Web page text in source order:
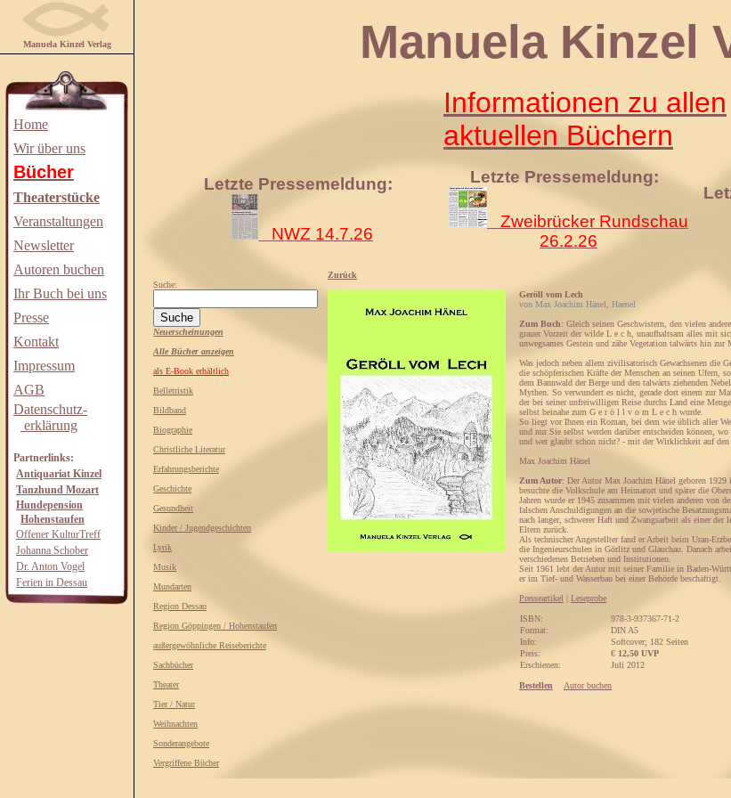
Manuela Kinzel Verlag
Home
Wir über uns
Bücher
Theaterstücke
Veranstaltungen
Newsletter
Autoren buchen
Ihr Buch bei uns
Presse
Kontakt
Impressum
AGB
Datenschutz-
erklärung
Partnerlinks:
Antiquariat Kinzel
Tanzhund Mozart
Hundepension
Hohenstaufen
Offener KulturTreff
Johanna Schober
Dr. Anton Vogel
Ferien in Dessau
Manuela Kinzel
Informationen zu allen
aktuellen Büchern
Letzte Pressemeldung:
NWZ 14.7.26
Letzte Pressemeldung:
Zweibrücker Rundschau
26.2.26
Suche:
Neuerscheinungen
Alle Bücher anzeigen
als E-Book erhältlich
Belletristik
Bildband
Biographie
Christliche Literatur
Erfahrungsberichte
Geschichte
Gesundheit
Kinder / Jugendgeschichten
Lyrik
Musik
Mundarten
Region Dessau
Region Göppingen / Hohenstaufen
außergewöhnliche Reiseberichte
Sachbücher
Theater
Tier / Natur
Weihnachten
Sonderangebote
Vergriffene Bücher
Zurück
Geröll vom Lech
von Max Joachim Hänel, Haenel
Zum Buch: Gleich seinen Geschwistern, den vielen
grauer Vorzeit der wilde L e c h, unaufhaltsam alles mit
unwegsames Gestein und zähe Vegetation talwärts hin zur
Was jedoch neben allem zivilisatorisch Gewachsenen die
die schöpferischen Kräfte der Menschen an seinen Ufern,
dem Bannwald der Berge und den talwärts ziehenden
Mythen. So verwundert es nicht, gerade dort einem zur
der bei seiner unfreiwilligen Reise durchs Land eine
selbst beinahe zum G e r ö l l v o m L e c h wurde.
So liegt vor Ihnen ein Roman, bei dem wie üblich aller
und nur Sie selbst werden darüber entscheiden können,
und wer glaubt schon nicht? - mit der Wirklichkeit auf den
Max Joachim Hänel
Zum Autor: Der Autor Max Joachim Hänel geboren 1929
besuchte die Volkschule am Heimatort und später die
Jahren wurde er 1945 zusammen mit vielen anderen von
falschen Anschuldigungen an die sowjetische
nach langer, schwerer Haft und Zwangsarbeit als einer der
Eltern zurück.
Als technischer Angestellter fand er Arbeit beim Uran-
die Ingenieurschulen in Görlitz und Glauchau. Danach
verschiedenen Betrieben und Institutionen.
Seit 1961 lebt der Autor mit seiner Familie in Baden-
er im Tief- und Wasserbau bei einer Behörde beschäftigt.
Presseartikel | Leseprobe
ISBN:
978-3-937367-71-2
Format:
DIN A5
Info:
Softcover; 182 Seiten
Preis:
€ 12,50 UVP
Erschienen:
Juli 2012
Bestellen Autor buchen